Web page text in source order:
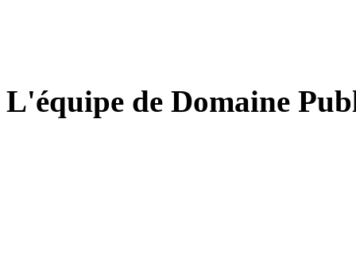
L'équipe de Domaine